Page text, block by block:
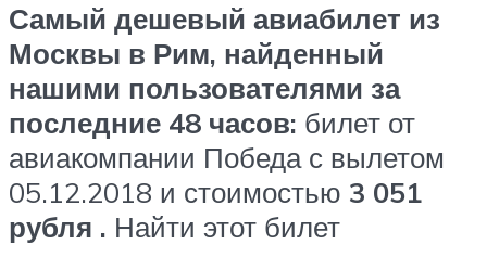
Самый дешевый авиабилет из
Москвы в Рим, найденный
нашими пользователями за
последние 48 часов: билет от
авиакомпании Победа с вылетом
05.12.2018 и стоимостью 3 051
рубля . Найти этот билет